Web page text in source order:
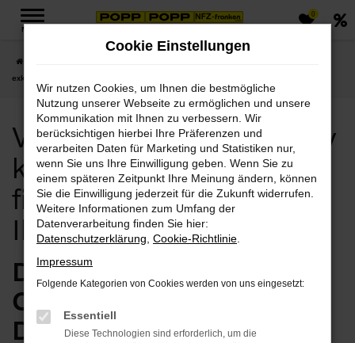
Zum
MENÜ
0
exklusiv bei Ihrem Volvo Händler
Volvo V90 Cross Country
kaufen, leasen,
finanzieren exklusiv bei
Ihrem Volvo Händler
Der Volvo V90 Cross
Country – Einsteigen und
Durchstarten bei Popp
Cookie Einstellungen
Wir nutzen Cookies, um Ihnen die bestmögliche
Nutzung unserer Webseite zu ermöglichen und unsere
Kommunikation mit Ihnen zu verbessern. Wir
berücksichtigen hierbei Ihre Präferenzen und
verarbeiten Daten für Marketing und Statistiken nur,
wenn Sie uns Ihre Einwilligung geben. Wenn Sie zu
einem späteren Zeitpunkt Ihre Meinung ändern, können
Sie die Einwilligung jederzeit für die Zukunft widerrufen.
Weitere Informationen zum Umfang der
Datenverarbeitung finden Sie hier:
Datenschutzerklärung Cookie-Richtlinie
Impressum
Folgende Kategorien von Cookies werden von uns eingesetzt:
Essentiell
Diese Technologien sind erforderlich, um die